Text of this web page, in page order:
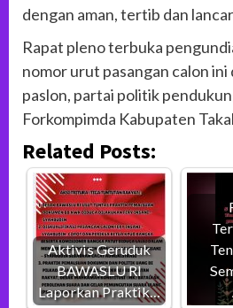
dengan aman, tertib dan
Rapat pleno terbuka
nomor urut pasangan calon
paslon, partai politik
Forkompimda Kabupaten
Related Posts:
Aktivis Geruduk
BAWASLU RI
Laporkan Praktik…